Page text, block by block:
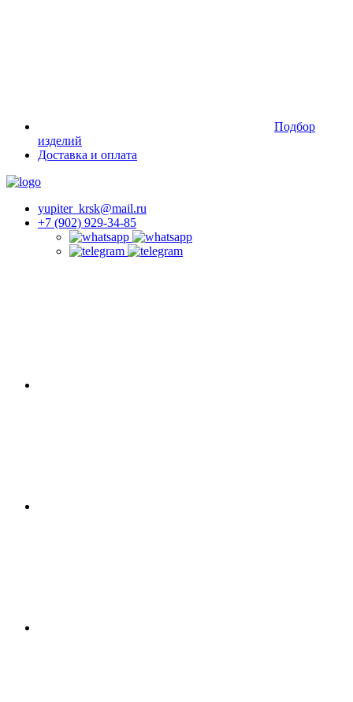
Подбор
изделий
Доставка и оплата
yupiter_krsk@mail.ru
+7 (902) 929-34-85